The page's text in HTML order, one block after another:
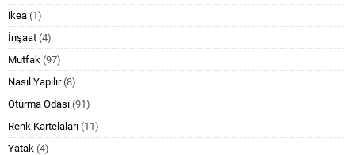
ikea (1)
İnşaat (4)
Mutfak (97)
Nasıl Yapılır(8)
Oturma Odası (91)
Renk Kartelaları (11)
Yatak (4)